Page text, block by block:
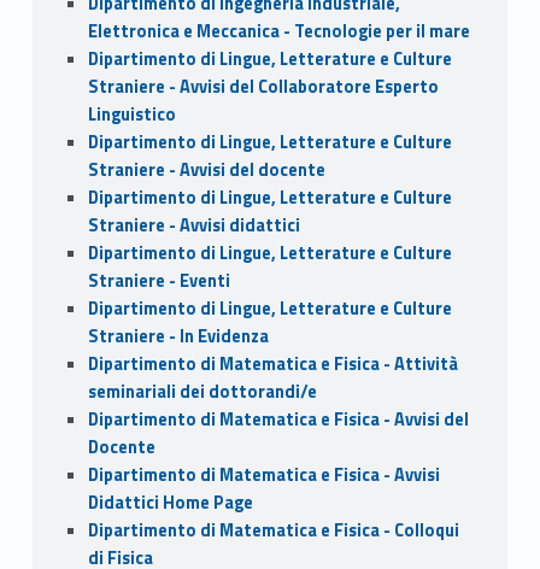
Elettronica e Meccanica - Tecnologie per il mare
Dipartimento di Lingue, Letterature e Culture
Straniere - Avvisi del Collaboratore Esperto
Linguistico
Dipartimento di Lingue, Letterature e Culture
Straniere - Avvisi del docente
Dipartimento di Lingue, Letterature e Culture
Straniere - Avvisi didattici
Dipartimento di Lingue, Letterature e Culture
Straniere - Eventi
Dipartimento di Lingue, Letterature e Culture
Straniere - In Evidenza
Dipartimento di Matematica e Fisica - Attività
seminariali dei dottorandi/e
Dipartimento di Matematica e Fisica - Avvisi del
Docente
Dipartimento di Matematica e Fisica - Avvisi
Didattici Home Page
Dipartimento di Matematica e Fisica - Colloqui
di Fisica